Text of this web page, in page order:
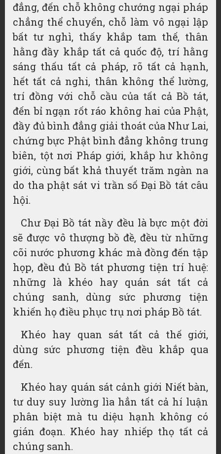
đẳng, đến chỗ không chướng ngại pháp
chẳng thể chuyển, chỗ làm vô ngại lập
bất tư nghì, thấy khắp tam thế, thân
hằng đầy khắp tất cả quốc độ, trí hằng
sáng thấu tất cả pháp, rõ tất cả hạnh,
hết tất cả nghi, thân không thể lường,
trí đồng với chỗ cầu của tất cả Bồ tát,
đến bỉ ngạn rốt ráo không hai của Phật,
đầy đủ bình đẳng giải thoát của Như Lai,
chứng bực Phật bình đẳng không trung
biên, tột nơi Pháp giới, khắp hư không
giới, cùng bất khả thuyết trăm ngàn na
do tha phật sát vi trần số Đại Bồ tát câu
hội.
Chư Đại Bồ tát nầy đều là bực một đời
sẽ được vô thượng bồ đề, đều từ những
cõi nước phương khác mà đồng đến tập
họp, đều đủ Bồ tát phương tiện trí huệ:
những là khéo hay quán sát tất cả
chúng sanh, dùng sức phương tiện
khiến họ điều phục trụ nơi pháp Bồ tát.
Khéo hay quan sát tất cả thế giới,
dùng sức phương tiện đều khắp qua
đến.
Khéo hay quán sát cảnh giới Niết bàn,
tư duy suy lường lìa hẳn tất cả hí luận
phân biệt mà tu diệu hạnh không có
gián đoạn. Khéo hay nhiếp thọ tất cả
chúng sanh.